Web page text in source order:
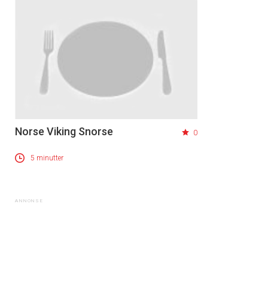
Norse Viking Snorse 0
5 minutter